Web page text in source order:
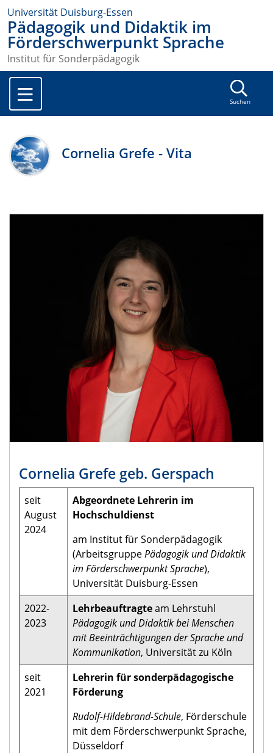
Universität Duisburg-Essen
Pädagogik und Didaktik im
Förderschwerpunkt Sprache
Institut für Sonderpädagogik
Suchen
Cornelia Grefe - Vita
Cornelia Grefe geb. Gerspach
seit
August
2024
Abgeordnete Lehrerin im
Hochschuldienst
am Institut für Sonderpädagogik
(ArbeitsgruppePädagogik und Didaktik
im Förderschwerpunkt Sprache),
Universität Duisburg-Essen
2022-
2023
Lehrbeauftragteam Lehrstuhl
Pädagogik und Didaktik bei Menschen
mit Beeinträchtigungen der Sprache und
Kommunikation, Universität zu Köln
seit
2021
Lehrerin für sonderpädagogische
Förderung
Rudolf-Hildebrand-Schule, Förderschule
mit dem Förderschwerpunkt Sprache,
Düsseldorf